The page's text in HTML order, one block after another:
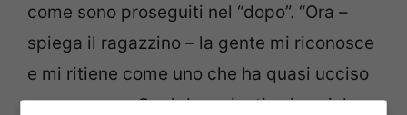
come sono proseguiti nel “dopo”. “Ora –
spiega il ragazzino – la gente mi riconosce
e mi ritiene come uno che ha quasi ucciso
una persona. Ogni due minuti sui social